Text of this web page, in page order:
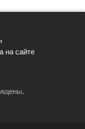
на сайте